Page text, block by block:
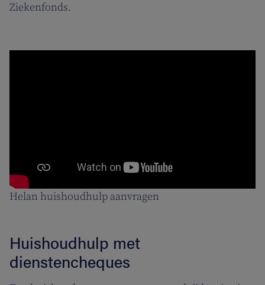
Ziekenfonds.
Helan huishoudhulp aanvragen
Huishoudhulp met
dienstencheques